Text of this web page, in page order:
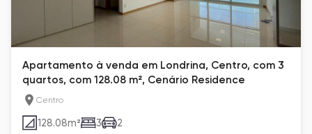
Apartamento à venda em Londrina, Centro, com 3
quartos, com 128.08 m², Cenário Residence
Centro
128.08m² 3 2